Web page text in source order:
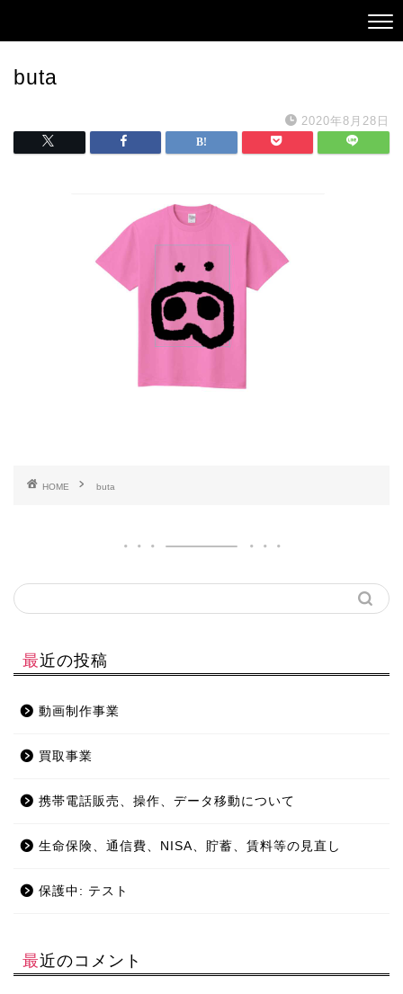
buta
2020年8月28日
HOME buta
最近の投稿
動画制作事業
買取事業
携帯電話販売、操作、データ移動について
生命保険、通信費、NISA、貯蓄、賃料等の見直し
保護中: テスト
最近のコメント